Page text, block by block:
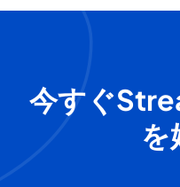
今すぐ
を